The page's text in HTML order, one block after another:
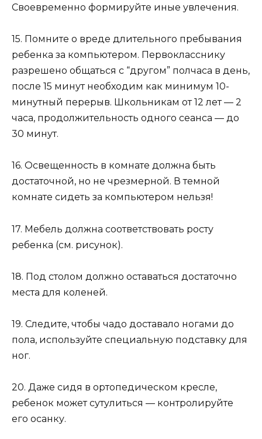
Своевременно формируйте иные увлечения.
15. Помните о вреде длительного пребывания
ребенка за компьютером. Первокласснику
разрешено общаться с “другом” полчаса в день,
после 15 минут необходим как минимум 10-
минутный перерыв. Школьникам от 12 лет — 2
часа, продолжительность одного сеанса — до
30 минут.
16. Освещенность в комнате должна быть
достаточной, но не чрезмерной. В темной
комнате сидеть за компьютером нельзя!
17. Мебель должна соответствовать росту
ребенка (см. рисунок).
18. Под столом должно оставаться достаточно
места для коленей.
19. Следите, чтобы чадо доставало ногами до
пола, используйте специальную подставку для
ног.
20. Даже сидя в ортопедическом кресле,
ребенок может сутулиться — контролируйте
его осанку.